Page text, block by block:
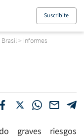
Suscribite
Brasil> Informes
graves riesgos